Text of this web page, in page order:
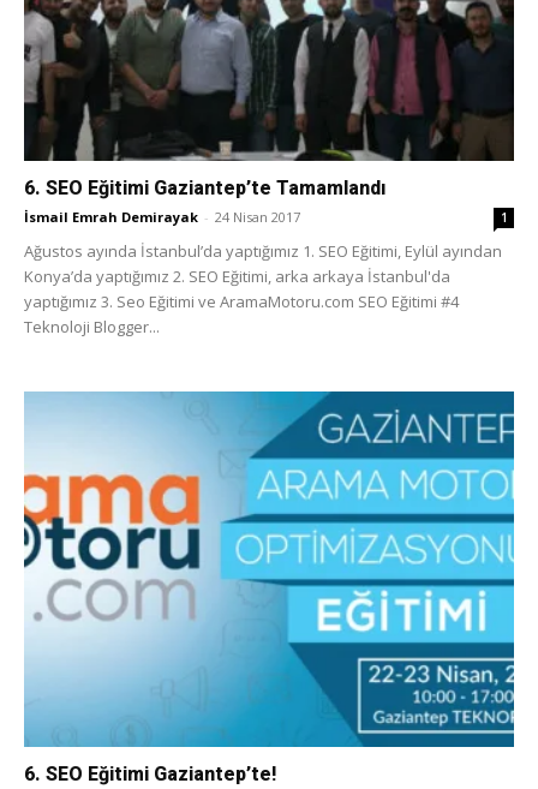
6. SEO Eğitimi Gaziantep’te Tamamlandı
İsmail Emrah Demirayak - 24 Nisan 2017 1
Ağustos ayında İstanbul’da yaptığımız 1. SEO Eğitimi, Eylül ayından
Konya’da yaptığımız 2. SEO Eğitimi, arka arkaya İstanbul'da
yaptığımız 3. Seo Eğitimi ve AramaMotoru.com SEO Eğitimi #4
Teknoloji Blogger...
6. SEO Eğitimi Gaziantep’te!